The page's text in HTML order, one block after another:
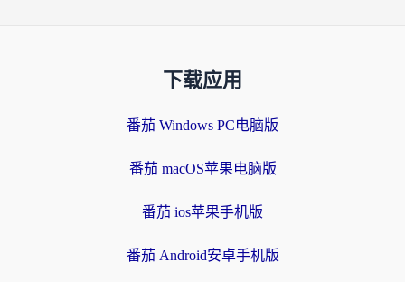
下载应用
番茄 Windows PC电脑版
番茄 macOS苹果电脑版
番茄 ios苹果手机版
番茄 Android安卓手机版